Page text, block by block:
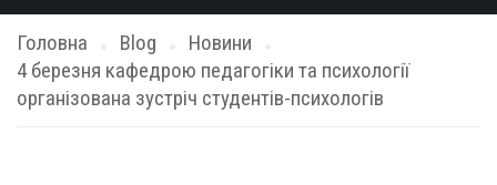
Головна Blog
Новини
4 березня кафедрою педагогіки та психології
організована зустріч студентів-психологів